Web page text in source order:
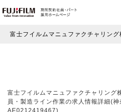
富士フイルムマニュファクチャリング
富士フイルムマニュファクチャリン
員・製造ライン作業の求人情報詳細(神
AE0212419467)